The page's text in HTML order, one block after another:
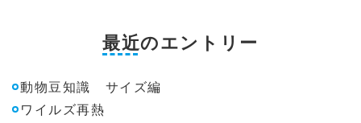
最近のエントリー
動物豆知識 サイズ編
ワイルズ再熱